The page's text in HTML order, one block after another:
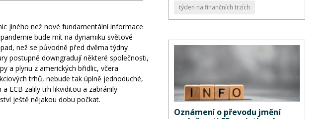
jiného než nové fundamentální informace
bude mít na dynamiku světové
než se původně před dvěma týdny
postupně downgradují některé společnosti,
a plynu z amerických břidlic, včera
trhů, nebude tak úplně jednoduché,
ECB zalily trh likviditou a zabránily
ještě nějakou dobu počkat.
týden na finančních trzích
Oznámení o převodu jmění